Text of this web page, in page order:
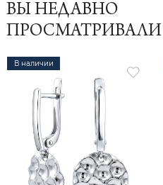
ВЫ НЕДАВНО
ПРОСМАТРИВАЛИ
В наличии